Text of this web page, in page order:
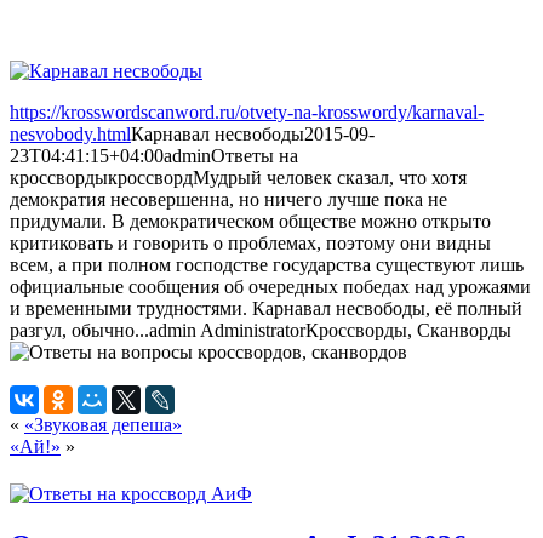
https://krosswordscanword.ru/otvety-na-krosswordy/karnaval-
nesvobody.htmlКарнавал несвободы2015-09-
23T04:41:15+04:00adminОтветы на
кроссвордыкроссвордМудрый человек сказал, что хотя
демократия несовершенна, но ничего лучше пока не
придумали. В демократическом обществе можно открыто
критиковать и говорить о проблемах, поэтому они видны
всем, а при полном господстве государства существуют лишь
официальные сообщения об очередных победах над урожаями
и временными трудностями. Карнавал несвободы, её полный
разгул, обычно...admin AdministratorКроссворды, Сканворды
« «Звуковая депеша»
«Ай!» »